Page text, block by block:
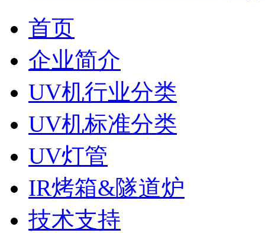
首页
企业简介
UV机行业分类
UV机标准分类
UV灯管
IR烤箱&隧道炉
技术支持